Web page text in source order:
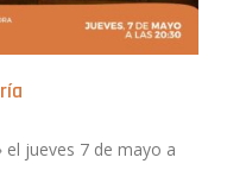
el jueves 7 de mayo a